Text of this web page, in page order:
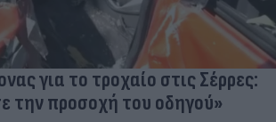
για το τροχαίο στις Σέρρες:
την προσοχή του οδηγού»